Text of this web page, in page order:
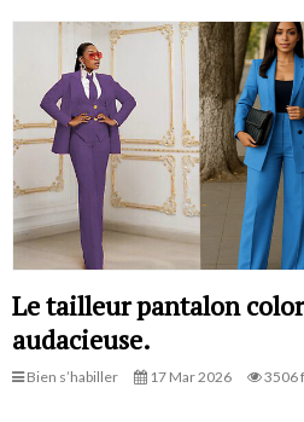
Le tailleur pantalon
audacieuse.
Bien s’habiller 17 Mar 2026 3506